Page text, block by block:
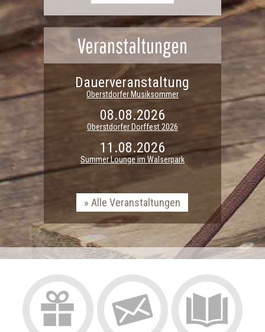
Veranstaltungen
Dauerveranstaltung
Oberstdorfer Musiksommer
08.08.2026
Oberstdorfer Dorffest 2026
11.08.2026
Summer Lounge im Walserpark
Alle Veranstaltungen